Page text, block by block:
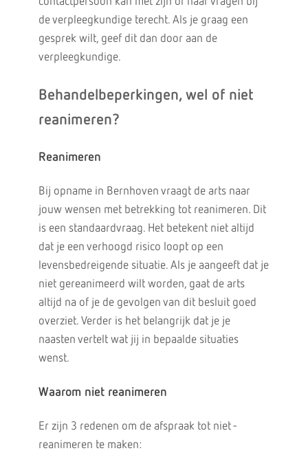
de verpleegkundige terecht. Als je graag een
gesprek wilt, geef dit dan door aan de
verpleegkundige.
Behandelbeperkingen, wel of niet
reanimeren?
Reanimeren
Bij opname in Bernhoven vraagt de arts naar
jouw wensen met betrekking tot reanimeren. Dit
is een standaardvraag. Het betekent niet altijd
dat je een verhoogd risico loopt op een
levensbedreigende situatie. Als je aangeeft dat je
niet gereanimeerd wilt worden, gaat de arts
altijd na of je de gevolgen van dit besluit goed
overziet. Verder is het belangrijk dat je je
naasten vertelt wat jij in bepaalde situaties
wenst.
Waarom niet reanimeren
Er zijn 3 redenen om de afspraak tot niet -
reanimeren te maken: